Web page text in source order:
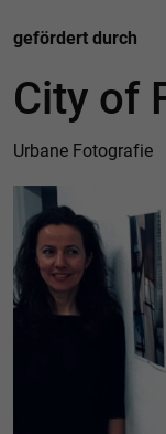
gefördert durch
City of
Urbane Fotografie